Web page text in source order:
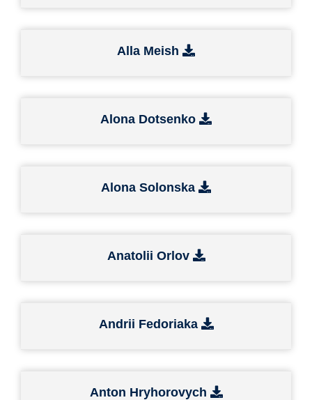
Alla Meish
Alona Dotsenko
Alona Solonska
Anatolii Orlov
Andrii Fedoriaka
Anton Hryhorovych